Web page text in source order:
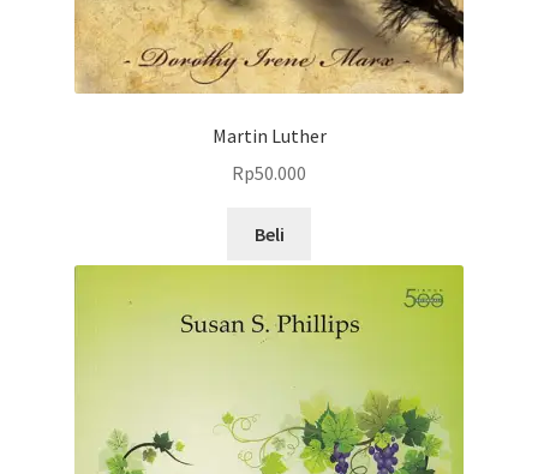
Martin Luther
Rp50.000
Beli